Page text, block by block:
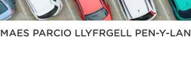
MAES PARCIO LLYFRGELL PEN-Y-LAN